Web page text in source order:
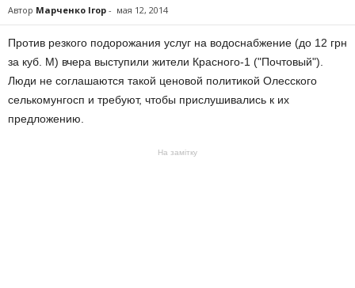
Автор Марченко Ігор - мая 12, 2014
Против резкого подорожания услуг на водоснабжение (до 12 грн
за куб. М) вчера выступили жители Красного-1 ("Почтовый").
Люди не соглашаются такой ценовой политикой Олесского
селькомунгосп и требуют, чтобы прислушивались к их
предложению.
На замітку